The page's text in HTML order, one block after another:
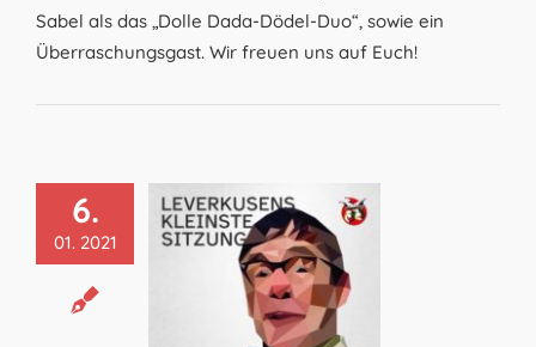
Sabel als das „Dolle Dada-Dödel-Duo“, sowie ein
Überraschungsgast. Wir freuen uns auf Euch!
6.
01. 2021